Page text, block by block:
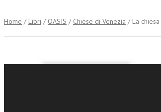
Home / Libri / OASIS / Chiese di Venezia / La